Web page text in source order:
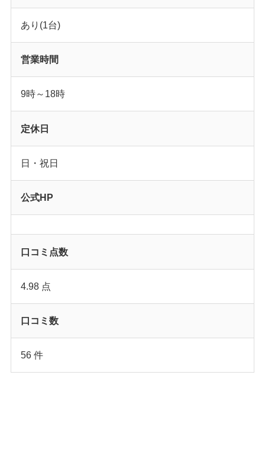
あり(1台)
営業時間
9時～18時
定休日
日・祝日
公式HP
口コミ点数
4.98 点
口コミ数
56 件